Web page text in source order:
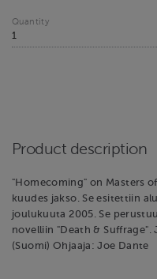
Quantity
Product description
"Homecoming" on Masters
kuudes jakso. Se esitettiin
joulukuuta 2005. Se
novelliin "Death &
(Suomi) Ohjaaja: Joe Dante